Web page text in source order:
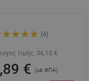
γραμμική αποστράγγιση
(4)
τιμής: 36,10 €
€(με ΦΠΑ)